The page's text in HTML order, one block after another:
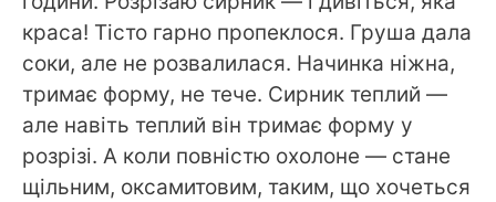
краса! Тісто гарно пропеклося. Груша дала
соки, але не розвалилася. Начинка ніжна,
тримає форму, не тече. Сирник теплий —
але навіть теплий він тримає форму у
розрізі. А коли повністю охолоне — стане
щільним, оксамитовим, таким, що хочеться